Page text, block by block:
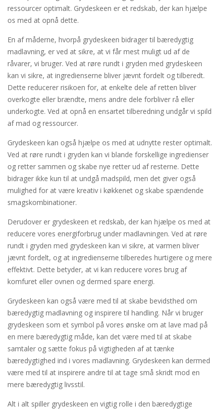
ressourcer optimalt. Grydeskeen er et redskab, der kan hjælpe
os med at opnå dette.
En af måderne, hvorpå grydeskeen bidrager til bæredygtig
madlavning, er ved at sikre, at vi får mest muligt ud af de
råvarer, vi bruger. Ved at røre rundt i gryden med grydeskeen
kan vi sikre, at ingredienserne bliver jævnt fordelt og tilberedt.
Dette reducerer risikoen for, at enkelte dele af retten bliver
overkogte eller brændte, mens andre dele forbliver rå eller
underkogte. Ved at opnå en ensartet tilberedning undgår vi spild
af mad og ressourcer.
Grydeskeen kan også hjælpe os med at udnytte rester optimalt.
Ved at røre rundt i gryden kan vi blande forskellige ingredienser
og retter sammen og skabe nye retter ud af resterne. Dette
bidrager ikke kun til at undgå madspild, men det giver også
mulighed for at være kreativ i køkkenet og skabe spændende
smagskombinationer.
Derudover er grydeskeen et redskab, der kan hjælpe os med at
reducere vores energiforbrug under madlavningen. Ved at røre
rundt i gryden med grydeskeen kan vi sikre, at varmen bliver
jævnt fordelt, og at ingredienserne tilberedes hurtigere og mere
effektivt. Dette betyder, at vi kan reducere vores brug af
komfuret eller ovnen og dermed spare energi.
Grydeskeen kan også være med til at skabe bevidsthed om
bæredygtig madlavning og inspirere til handling. Når vi bruger
grydeskeen som et symbol på vores ønske om at lave mad på
en mere bæredygtig måde, kan det være med til at skabe
samtaler og sætte fokus på vigtigheden af at tænke
bæredygtighed ind i vores madlavning. Grydeskeen kan dermed
være med til at inspirere andre til at tage små skridt mod en
mere bæredygtig livsstil.
Alt i alt spiller grydeskeen en vigtig rolle i den bæredygtige